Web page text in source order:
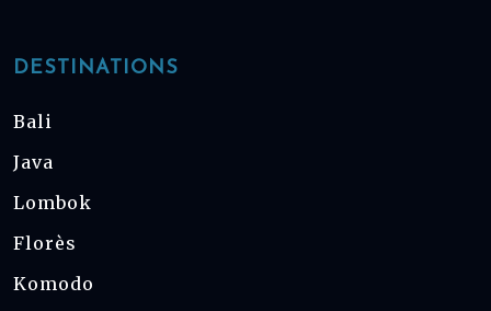
DESTINATIONS
Bali
Java
Lombok
Florès
Komodo